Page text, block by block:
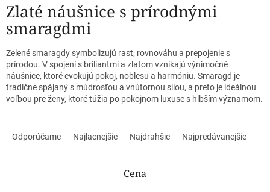
Zlaté náušnice s prírodnými
smaragdmi
Zelené smaragdy symbolizujú rast, rovnováhu a prepojenie s
prírodou. V spojení s briliantmi a zlatom vznikajú výnimočné
náušnice, ktoré evokujú pokoj, noblesu a harmóniu. Smaragd je
tradične spájaný s múdrosťou a vnútornou silou, a preto je ideálnou
voľbou pre ženy, ktoré túžia po pokojnom luxuse s hlbším významom.
Odporúčame Najlacnejšie Najdrahšie Najpredávanejšie
Cena